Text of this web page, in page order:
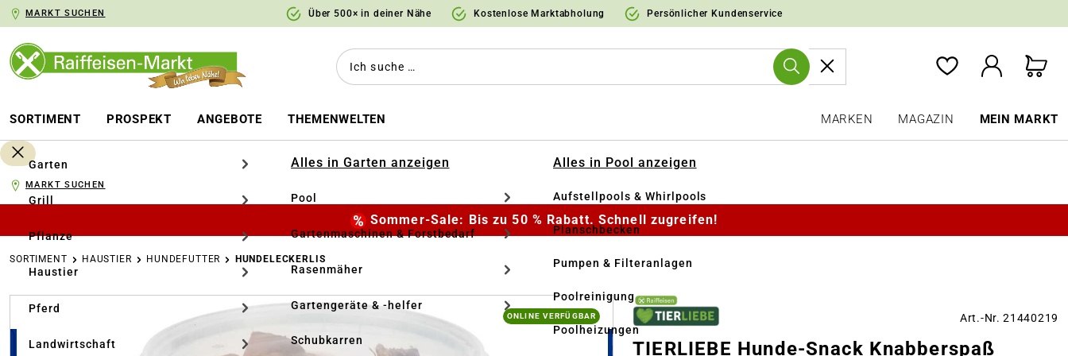
Zur Hauptnavigation springen
MARKT SUCHEN Über 500× in deiner Nähe Kostenlose Marktabholung Persönlicher Kundenservice
SORTIMENT PROSPEKT ANGEBOTE THEMENWELTEN MARKEN MAGAZIN MEIN MARKT
Garten
Grill
Pflanze
Haustier
Pferd
Landwirtschaft
Alles in Garten anzeigen
Pool
Gartenmaschinen & Forstbedarf
Rasenmäher
Gartengeräte & -helfer
Schubkarren
Alles in Pool anzeigen
Aufstellpools & Whirlpools
Planschbecken
Pumpen & Filteranlagen
Poolreinigung
Poolheizungen
MARKT SUCHEN
Sommer-Sale: Bis zu 50 % Rabatt. Schnell zugreifen!
SORTIMENT HAUSTIER HUNDEFUTTER HUNDELECKERLIS
Bildergalerie überspringen
ONLINE VERFÜGBAR Art.-Nr. 21440219
TIERLIEBE Hunde-Snack Knabberspaß